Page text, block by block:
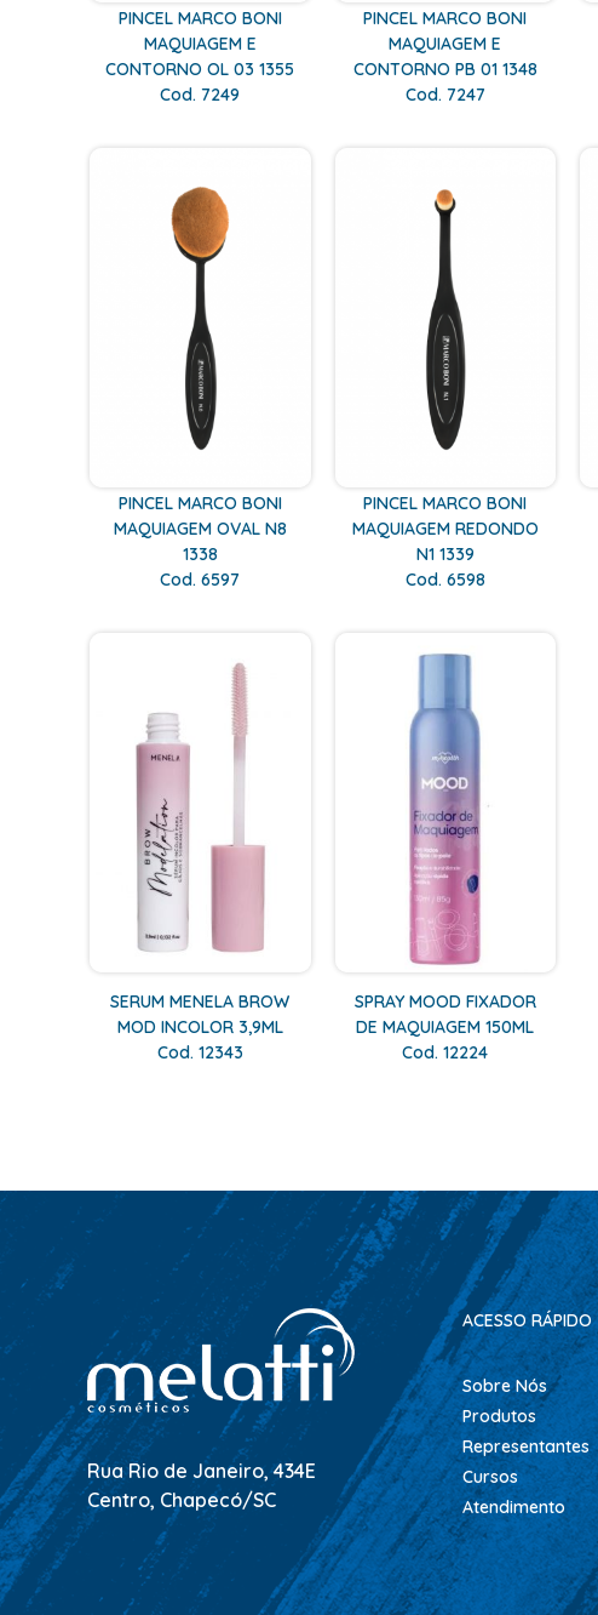
PINCEL MARCO BONI
MAQUIAGEM E
CONTORNO OL 03 1355
Cod. 7249
PINCEL MARCO BONI
MAQUIAGEM E
CONTORNO PB 01 1348
Cod. 7247
PINCEL MARCO BONI
MAQUIAGEM OVAL N8
1338
Cod. 6597
PINCEL MARCO BONI
MAQUIAGEM REDONDO
N1 1339
Cod. 6598
SERUM MENELA BROW
MOD INCOLOR 3,9ML
Cod. 12343
SPRAY MOOD FIXADOR
DE MAQUIAGEM 150ML
Cod. 12224
Rua Rio de Janeiro, 434E
Centro, Chapecó/SC
ACESSO RÁPIDO
Sobre Nós
Produtos
Representantes
Cursos
Atendimento